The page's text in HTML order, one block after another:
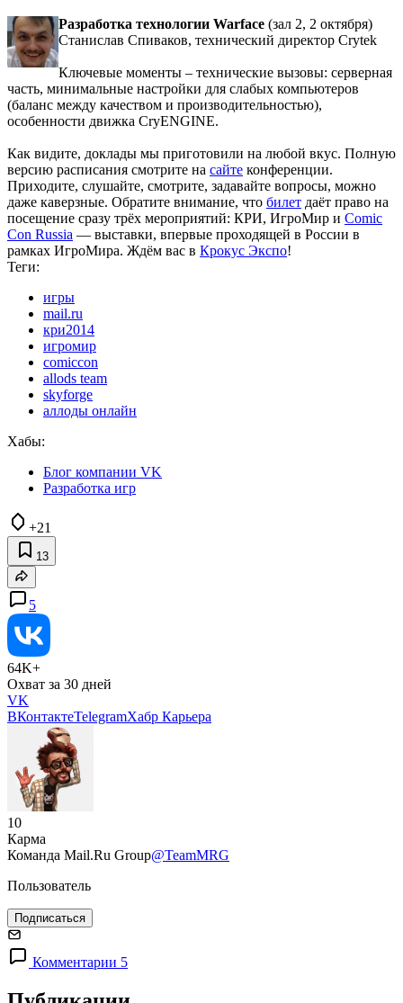
Разработка технологии Warface (зал 2, 2 октября)
Станислав Спиваков, технический директор Crytek
Ключевые моменты – технические вызовы: серверная
часть, минимальные настройки для слабых компьютеров
(баланс между качеством и производительностью),
особенности движка CryENGINE.
Как видите, доклады мы приготовили на любой вкус. Полную
версию расписания смотрите на сайте конференции.
Приходите, слушайте, смотрите, задавайте вопросы, можно
даже каверзные. Обратите внимание, что билет даёт право на
посещение сразу трёх мероприятий: КРИ, ИгроМир и Comic
Con Russia — выставки, впервые проходящей в России в
рамках ИгроМира. Ждём вас в Крокус Экспо!
Теги:
игры
mail.ru
кри2014
игромир
comiccon
allods team
skyforge
аллоды онлайн
Хабы:
Блог компании VK
Разработка игр
+21
13
5
64K+
Охват за 30 дней
VK
ВКонтактеTelegramХабр Карьера
10
Карма
Команда Mail.Ru Group@TeamMRG
Пользователь
Подписаться
Комментарии 5